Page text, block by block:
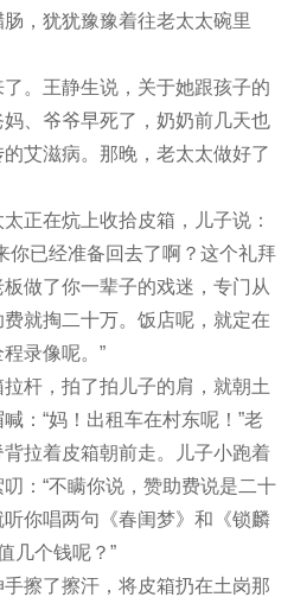
，犹犹豫豫着往老太太碗里
。王静生说，关于她跟孩子的
、爷爷早死了，奶奶前几天也
艾滋病。那晚，老太太做好了
正在炕上收拾皮箱，儿子说：
你已经准备回去了啊？这个礼拜
做了你一辈子的戏迷，专门从
就掏二十万。饭店呢，就定在
录像呢。”
杆，拍了拍儿子的肩，就朝土
：“妈！出租车在村东呢！”老
拉着皮箱朝前走。儿子小跑着
：“不瞒你说，赞助费说是二十
你唱两句《春闺梦》和《锁麟
几个钱呢？”
擦了擦汗，将皮箱扔在土岗那